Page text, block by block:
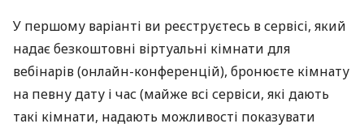
У першому варіанті ви реєструєтесь в сервісі, який
надає безкоштовні віртуальні кімнати для
вебінарів (онлайн-конференцій), бронюєте кімнату
на певну дату і час (майже всі сервіси, які дають
такі кімнати, надають можливості показувати